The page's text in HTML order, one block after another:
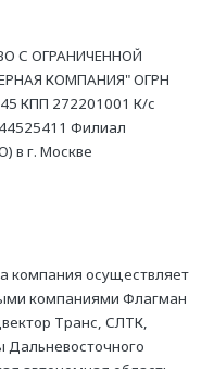
С ОГРАНИЧЕННОЙ
КОМПАНИЯ" ОГРН
КПП 272201001 К/с
Филиал
в г. Москве
компания осуществляет
компаниями Флагман
Транс, СЛТК,